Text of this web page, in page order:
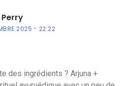
2025 22:22
des ingrédients ? Arjuna +